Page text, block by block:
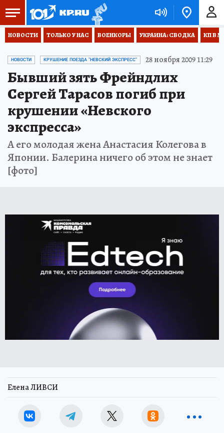
НОВОСТИ ТОЛЬКО У НАС ВОЕНКОРЫ УКРАИНА: СВОДКА КП В
НОВОСТИ КРУШЕНИЕ ПОЕЗДА "НЕВСКИЙ ЭКСПРЕСС" 28 ноября 2009 11:29
Бывший зять Фрейндлих
Сергей Тарасов погиб при
крушении «Невского
экспресса»
А его молодая жена Анастасия Колегова в
Японии. Балерина ничего об этом не знает
[фото]
Елена ЛИВСИ